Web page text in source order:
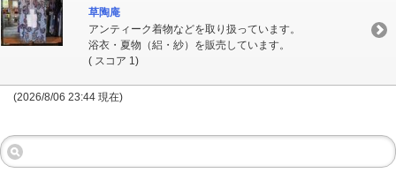
草陶庵
アンティーク着物などを取り扱っています。
浴衣・夏物（絽・紗）を販売しています。
( スコア 1)
(2026/8/06 23:44 現在)